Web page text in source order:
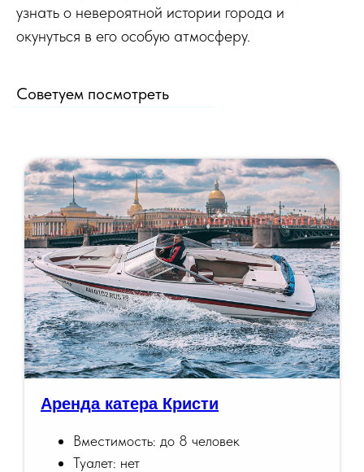
узнать о невероятной истории города и
окунуться в его особую атмосферу.
Советуем посмотреть
Аренда катера Кристи
Вместимость: до 8 человек
Туалет: нет